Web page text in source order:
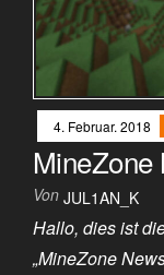
4. Februar. 2018
MineZone
Von JUL1AN_K
Hallo, dies ist
„MineZone